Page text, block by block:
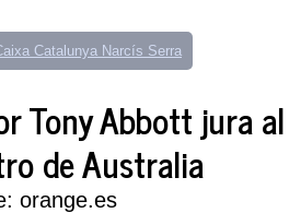
Catalunya Narcís Serra
Tony Abbott jura
de Australia
orange.es